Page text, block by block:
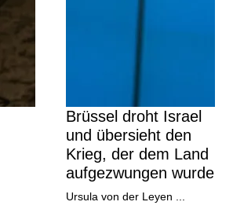
Brüssel droht Israel
und übersieht den
Krieg, der dem Land
aufgezwungen wurde
Ursula von der Leyen ...